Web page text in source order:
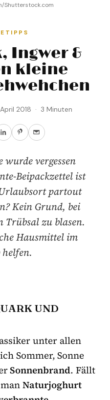
Shutterstock.com
Ingwer &
kleine
2018 · 3 Minuten
wurde vergessen
Beipackzettel ist
partout
Kein Grund, bei
Trübsal zu blasen.
Hausmittel im
UND
unter allen
Sommer, Sonne
Sonnenbrand. Fällt
manNaturjoghurt